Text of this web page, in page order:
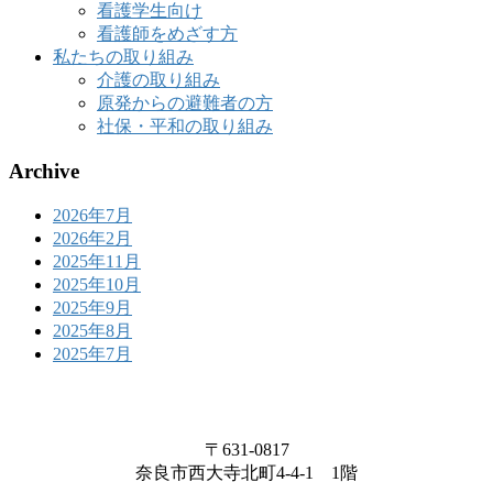
看護学生向け
看護師をめざす方
私たちの取り組み
介護の取り組み
原発からの避難者の方
社保・平和の取り組み
Archive
2026年7月
2026年2月
2025年11月
2025年10月
2025年9月
2025年8月
2025年7月
〒631-0817
奈良市西大寺北町4-4-1 1階